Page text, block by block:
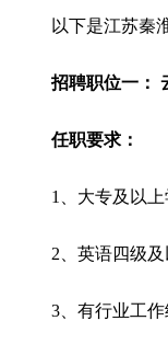
以下是江苏秦
招聘职位一：
任职要求：
1、大专及以上
2、英语四级及
3、有行业工作